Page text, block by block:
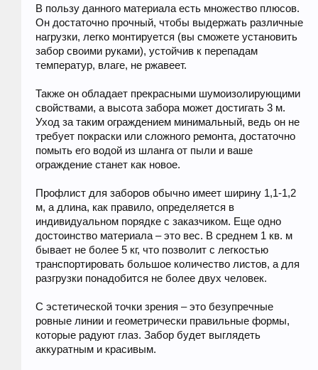
В пользу данного материала есть множество плюсов.
Он достаточно прочный, чтобы выдержать различные
нагрузки, легко монтируется (вы сможете установить
забор своими руками), устойчив к перепадам
температур, влаге, не ржавеет.
Также он обладает прекрасными шумоизолирующими
свойствами, а высота забора может достигать 3 м.
Уход за таким ограждением минимальный, ведь он не
требует покраски или сложного ремонта, достаточно
помыть его водой из шланга от пыли и ваше
ограждение станет как новое.
Профлист для заборов обычно имеет ширину 1,1-1,2
м, а длина, как правило, определяется в
индивидуальном порядке с заказчиком. Еще одно
достоинство материала – это вес. В среднем 1 кв. м
бывает не более 5 кг, что позволит с легкостью
транспортировать большое количество листов, а для
разгрузки понадобится не более двух человек.
С эстетической точки зрения – это безупречные
ровные линии и геометрически правильные формы,
которые радуют глаз. Забор будет выглядеть
аккуратным и красивым.